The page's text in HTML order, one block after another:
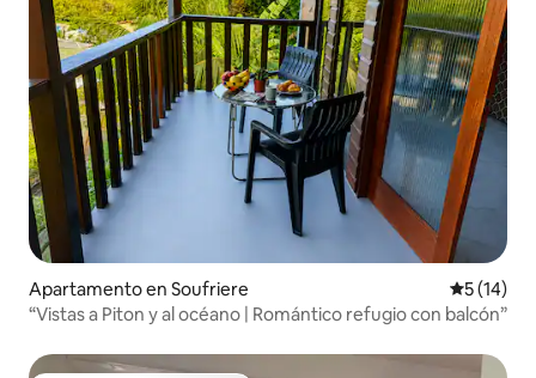
Apartamento en Soufriere
5 (14)
“Vistas a Piton y al océano | Romántico refugio con balcón”